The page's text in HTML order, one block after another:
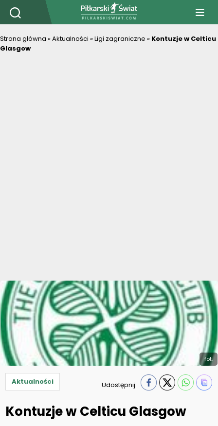
PiłkarskiSwiat.com
Strona główna »Aktualności »Ligi zagraniczne » Kontuzje w Celticu
Glasgow
fot.
Aktualności Udostępnij:
Kontuzje w Celticu Glasgow